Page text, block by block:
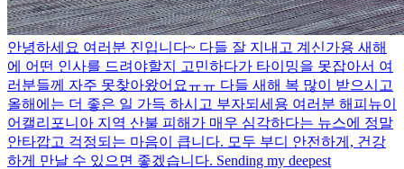
안녕하세요 여러분 진입니다~ 다들 잘 지내고 계신가용 새해
에 어떤 인사를 드려야할지 고민하다가 타이밍을 못잡아서 여
러분들께 자주 못찾아왔어요ㅠㅠ 다들 새해 복 많이 받으시고
올해에는 더 좋은 일 가득 하시고 부자되세용 여러분 해피뉴이
어 캘리포니아 지역 산불 피해가 매우 심각하다는 뉴스에 정말
안타깝고 걱정되는 마음이 큽니다. 모두 부디 안전하게, 건강
하게 만날 수 있으면 좋겠습니다. Sending my deepest